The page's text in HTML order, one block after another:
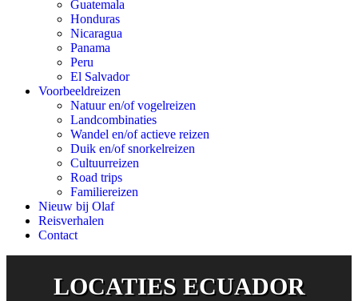
Guatemala
Honduras
Nicaragua
Panama
Peru
El Salvador
Voorbeeldreizen
Natuur en/of vogelreizen
Landcombinaties
Wandel en/of actieve reizen
Duik en/of snorkelreizen
Cultuurreizen
Road trips
Familiereizen
Nieuw bij Olaf
Reisverhalen
Contact
LOCATIES ECUADOR